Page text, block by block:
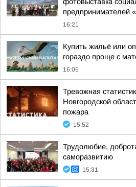
предпринимателей
16:21
Купить жильё или
гораздо проще с
16:05
Тревожная
Новгородской
пожара
15:52
Трудолюбие,
саморазвитию
15:31